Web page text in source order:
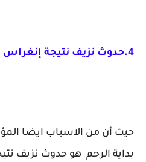
4.حدوث نزيف نتيجة إنغراس البويضة داخل الرحم:
حيث أن من الاسباب ايضا
بداية الرحم هو حدوث نزيف